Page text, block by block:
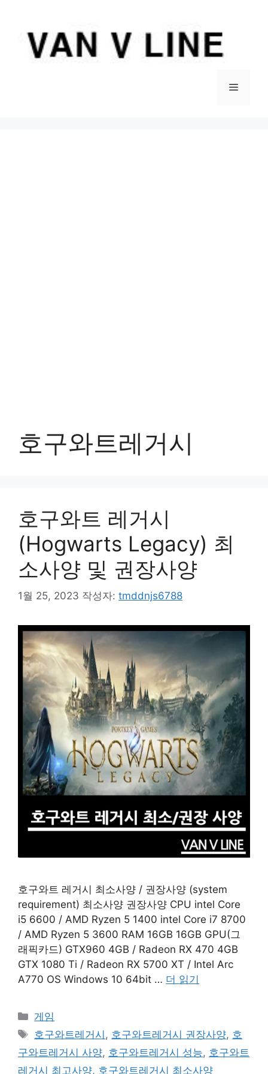
메
호구와트레거시
호구와트 레거시
(Hogwarts Legacy) 최
소사양 및 권장사양
1월 25, 2023 작성자: tmddnjs6788
호구와트 레거시 최소사양 / 권장사양 (system
requirement) 최소사양 권장사양 CPU intel Core
i5 6600 / AMD Ryzen 5 1400 intel Core i7 8700
/ AMD Ryzen 5 3600 RAM 16GB 16GB GPU(그
래픽카드) GTX960 4GB / Radeon RX 470 4GB
GTX 1080 Ti / Radeon RX 5700 XT / Intel Arc
A770 OS Windows 10 64bit … 더 읽기
카
테
리
게임
태
그
호구와트레거시 , 호구와트레거시 권장사양, 호
구와트레거시 사양, 호구와트레거시 성능, 호구와트
레거시 최고사양, 호구와트레거시 최소사양